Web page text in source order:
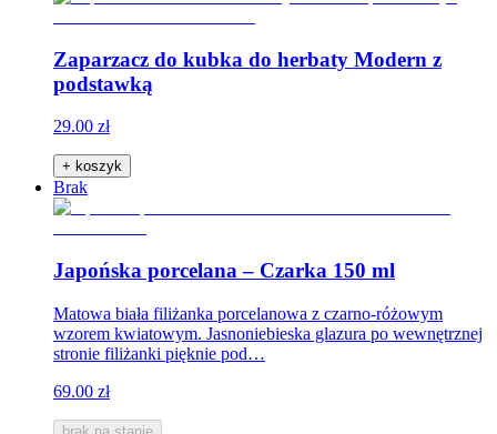
Zaparzacz do kubka do herbaty Modern z
podstawką
29.00 zł
+ koszyk
Brak
Japońska porcelana – Czarka 150 ml
Matowa biała filiżanka porcelanowa z czarno-różowym
wzorem kwiatowym. Jasnoniebieska glazura po wewnętrznej
stronie filiżanki pięknie pod…
69.00 zł